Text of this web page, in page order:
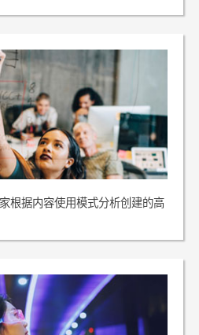
根据内容使用模式分析创建的高